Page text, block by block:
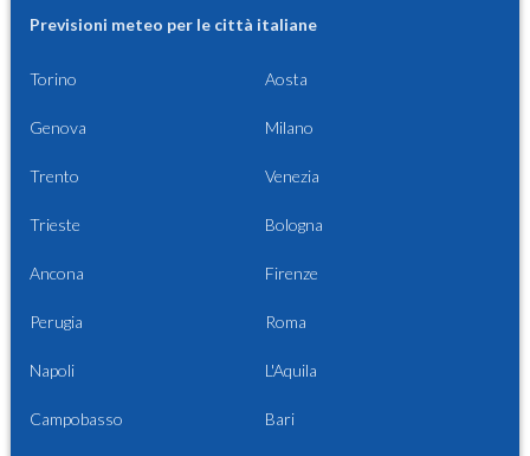
Previsioni meteo per le città italiane
Torino Aosta
Genova Milano
Trento Venezia
Trieste Bologna
Ancona Firenze
Perugia Roma
Napoli L'Aquila
Campobasso Bari